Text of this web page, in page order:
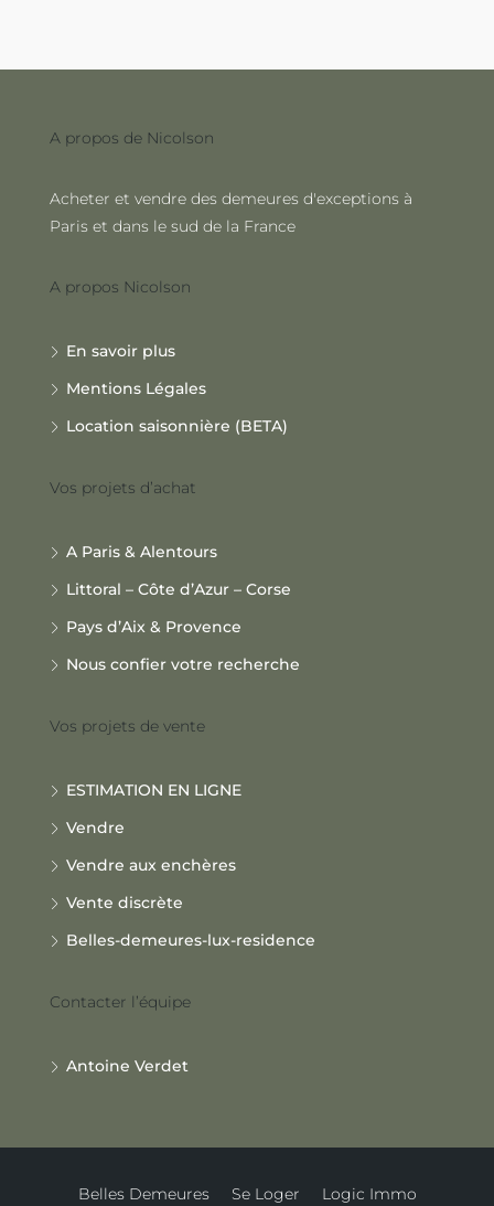
A propos de Nicolson
Acheter et vendre des demeures d'exceptions à
Paris et dans le sud de la France
A propos Nicolson
En savoir plus
Mentions Légales
Location saisonnière (BETA)
Vos projets d’achat
A Paris & Alentours
Littoral – Côte d’Azur – Corse
Pays d’Aix & Provence
Nous confier votre recherche
Vos projets de vente
ESTIMATION EN LIGNE
Vendre
Vendre aux enchères
Vente discrète
Belles-demeures-lux-residence
Contacter l’équipe
Antoine Verdet
Belles Demeures Se Loger Logic Immo